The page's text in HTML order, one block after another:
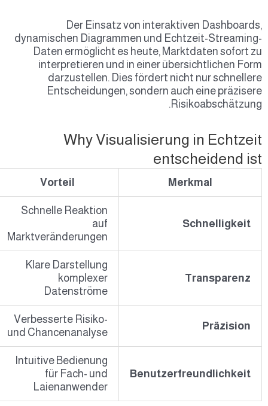
Der Einsatz von interaktiven Dashboards,
dynamischen Diagrammen und Echtzeit-Streaming-
Daten ermöglicht es heute, Marktdaten sofort zu
interpretieren und in einer übersichtlichen Form
darzustellen. Dies fördert nicht nur schnellere
Entscheidungen, sondern auch eine präzisere
Risikoabschätzung.
Why Visualisierung in Echtzeit
entscheidend ist
Merkmal
Vorteil
Schnelligkeit
Schnelle Reaktion
auf
Marktveränderungen
Transparenz
Klare Darstellung
komplexer
Datenströme
Präzision
Verbesserte Risiko-
und Chancenanalyse
Benutzerfreundlichkeit
Intuitive Bedienung
für Fach- und
Laienanwender